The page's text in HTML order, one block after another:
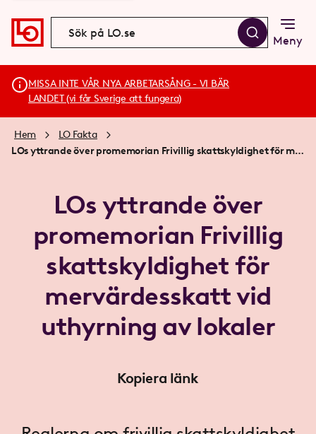
Meny
MISSA INTE VÅR NYA ARBETARSÅNG - VI BÄR
LANDET (vi får Sverige att fungera)
Hem
LO Fakta
LOs yttrande över promemorian Frivillig skattskyldighet för mervärdesskatt vid uthyrning av lokaler
LOs yttrande över
promemorian Frivillig
skattskyldighet för
mervärdesskatt vid
uthyrning av lokaler
Kopiera länk